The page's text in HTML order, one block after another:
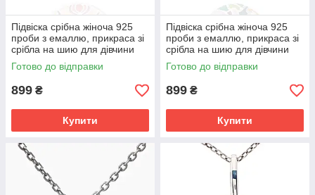
Підвіска срібна жіноча 925
проби з емаллю, прикраса зі
срібла на шию для дівчини
Готово до відправки
899 ₴
Купити
Підвіска срібна жіноча 925
проби з емаллю, прикраса зі
срібла на шию для дівчини
Готово до відправки
899 ₴
Купити